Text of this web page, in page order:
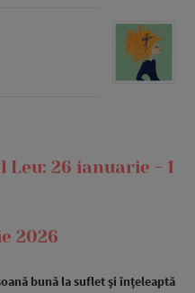
Leu: 26 ianuarie - 1
2026
bună la suflet și înțeleaptă